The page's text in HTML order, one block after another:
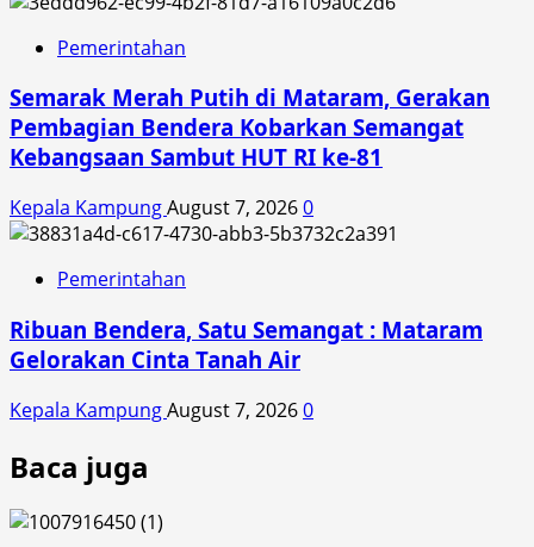
Pemerintahan
Semarak Merah Putih di Mataram, Gerakan
Pembagian Bendera Kobarkan Semangat
Kebangsaan Sambut HUT RI ke-81
Kepala KampungAugust 7, 20260
Pemerintahan
Ribuan Bendera, Satu Semangat : Mataram
Gelorakan Cinta Tanah Air
Kepala KampungAugust 7, 20260
Baca juga